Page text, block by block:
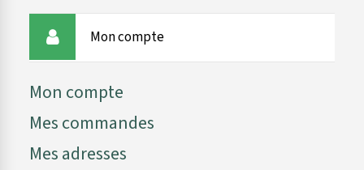
Mon compte
Mon compte
Mes commandes
Mes adresses